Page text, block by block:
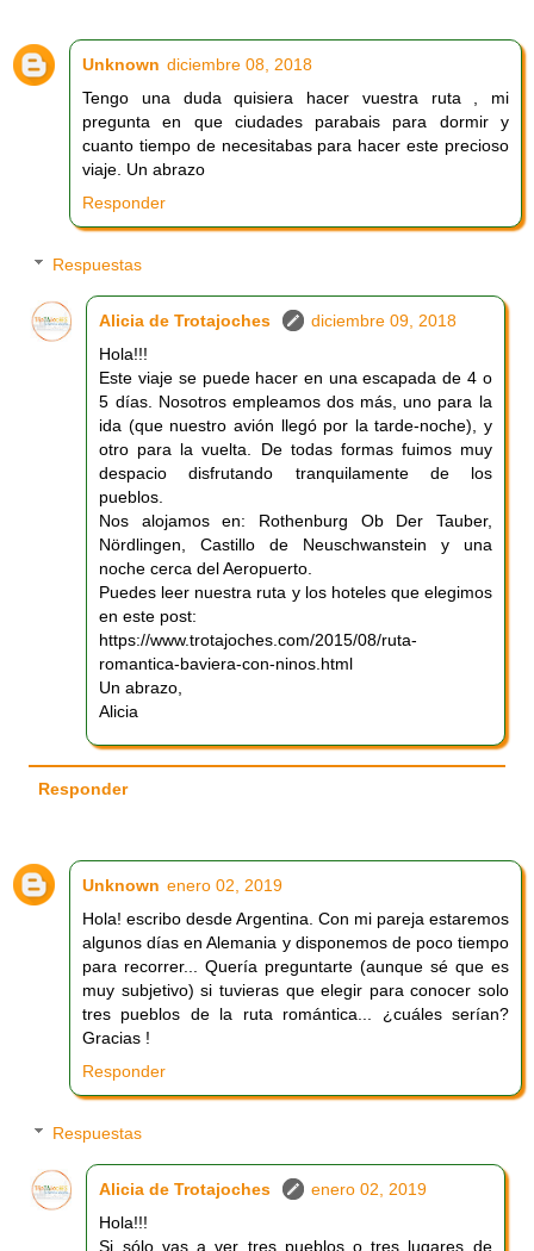
Unknown diciembre 08, 2018
Tengo una duda quisiera hacer vuestra ruta , mi
pregunta en que ciudades parabais para dormir y
cuanto tiempo de necesitabas para hacer este precioso
viaje. Un abrazo
Responder
Respuestas
Alicia de Trotajoches
diciembre 09, 2018
Hola!!!
Este viaje se puede hacer en una escapada de 4 o
5 días. Nosotros empleamos dos más, uno para la
ida (que nuestro avión llegó por la tarde-noche), y
otro para la vuelta. De todas formas fuimos muy
despacio disfrutando tranquilamente de los
pueblos.
Nos alojamos en: Rothenburg Ob Der Tauber,
Nördlingen, Castillo de Neuschwanstein y una
noche cerca del Aeropuerto.
Puedes leer nuestra ruta y los hoteles que elegimos
en este post:
https://www.trotajoches.com/2015/08/ruta-
romantica-baviera-con-ninos.html
Un abrazo,
Alicia
Responder
Unknown enero 02, 2019
Hola! escribo desde Argentina. Con mi pareja estaremos
algunos días en Alemania y disponemos de poco tiempo
para recorrer... Quería preguntarte (aunque sé que es
muy subjetivo) si tuvieras que elegir para conocer solo
tres pueblos de la ruta romántica... ¿cuáles serían?
Gracias !
Responder
Respuestas
Alicia de Trotajoches
enero 02, 2019
Hola!!!
Si sólo vas a ver tres pueblos o tres lugares de